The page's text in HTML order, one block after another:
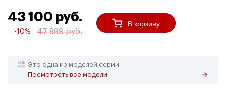
43 100 руб.
-10% 47 889 руб.
В корзину
Это одна из моделей серии.
Посмотреть все модели